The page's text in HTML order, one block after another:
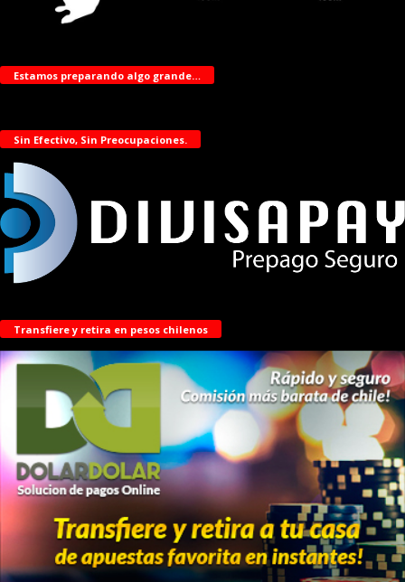
Estamos preparando algo grande…
Sin Efectivo, Sin Preocupaciones.
Transfiere y retira en pesos chilenos